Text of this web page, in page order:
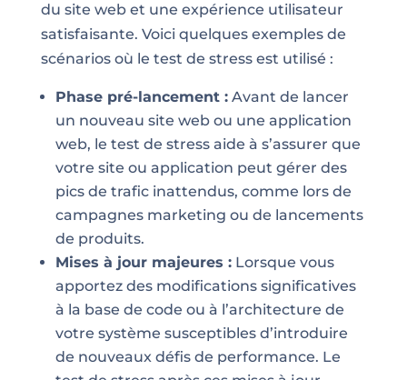
du site web et une expérience utilisateur
satisfaisante. Voici quelques exemples de
scénarios où le test de stress est utilisé :
Phase pré-lancement :Avant de lancer
un nouveau site web ou une application
web, le test de stress aide à s’assurer que
votre site ou application peut gérer des
pics de trafic inattendus, comme lors de
campagnes marketing ou de lancements
de produits.
Mises à jour majeures :Lorsque vous
apportez des modifications significatives
à la base de code ou à l’architecture de
votre système susceptibles d’introduire
de nouveaux défis de performance. Le